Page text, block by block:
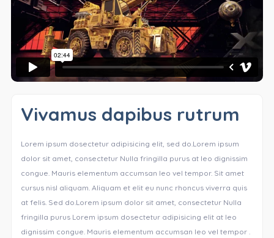
Vivamus dapibus rutrum
Lorem ipsum dosectetur adipisicing elit, sed do.Lorem ipsum
dolor sit amet, consectetur Nulla fringilla purus at leo dignissim
congue. Mauris elementum accumsan leo vel tempor. Sit amet
cursus nisl aliquam. Aliquam et elit eu nunc rhoncus viverra quis
at felis. Sed do.Lorem ipsum dolor sit amet, consectetur Nulla
fringilla purus Lorem ipsum dosectetur adipisicing elit at leo
dignissim congue. Mauris elementum accumsan leo vel tempor .